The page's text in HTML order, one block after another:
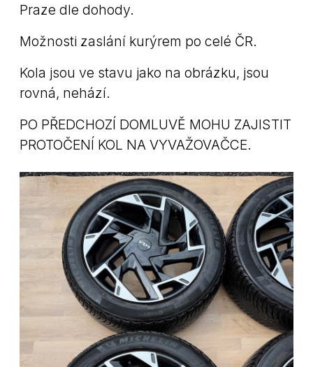
Praze dle dohody.
Možnosti zaslání kurýrem po celé ČR.
Kola jsou ve stavu jako na obrázku, jsou
rovná, nehází.
PO PŘEDCHOZÍ DOMLUVĚ MOHU ZAJISTIT
PROTOČENÍ KOL NA VYVAŽOVAČCE.